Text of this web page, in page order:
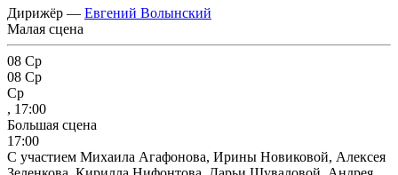
Дирижёр — Евгений Волынский
Малая сцена
08 Ср
08 Ср
Ср
, 17:00
Большая сцена
17:00
С участием Михаила Агафонова, Ирины Новиковой, Алексея